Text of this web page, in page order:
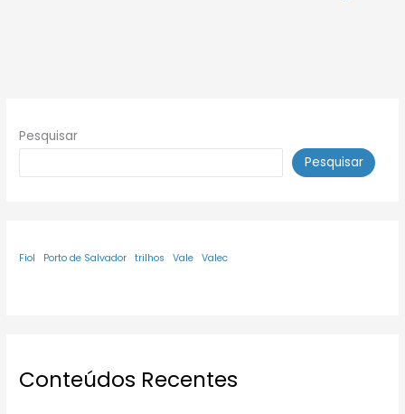
Pesquisar
Pesquisar
Fiol Porto de Salvador trilhos Vale Valec
Conteúdos Recentes